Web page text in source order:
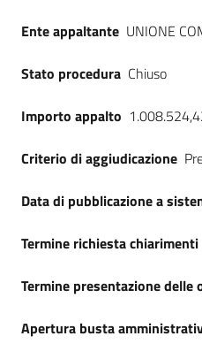
Ente appaltante UNIONE
Stato procedura Chiuso
Importo appalto
Criterio di aggiudicazione
Data di pubblicazione a
Termine richiesta chiarimenti
Termine presentazione delle
Apertura busta